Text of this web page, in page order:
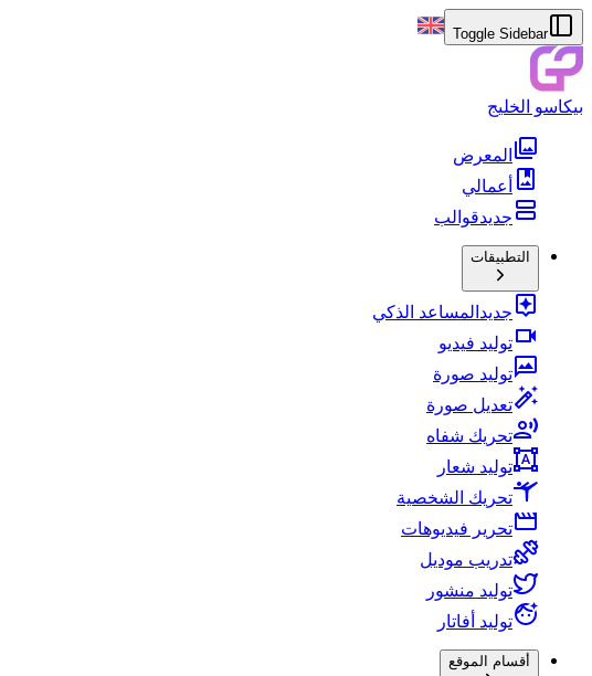
Toggle Sidebar
بيكاسو الخليج
المعرض
أعمالي
جديدقوالب
التطبيقات
جديد المساعد الذكي
توليد فيديو
توليد صورة
تعديل صورة
تحريك شفاه
توليد شعار
تحريك الشخصية
تحرير فيديوهات
تدريب موديل
توليد منشور
توليد أفاتار
أقسام الموقع